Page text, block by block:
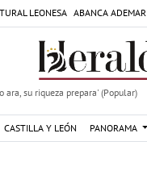
LEONESA ABANCA ADEMAR
ara, su riqueza prepara' (Popular)
CASTILLA Y LEÓN PANORAMA